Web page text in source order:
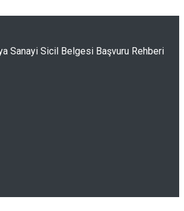
Sanayi Sicil Belgesi Başvuru Rehberi